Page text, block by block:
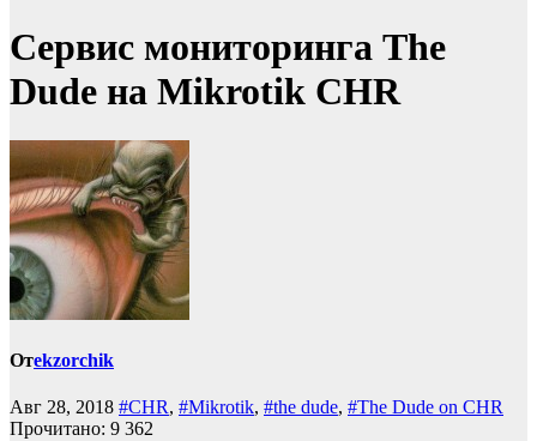
Сервис мониторинга The
Dude на Mikrotik CHR
Отekzorchik
Авг 28, 2018 #CHR, #Mikrotik, #the dude, #The Dude on CHR
Прочитано: 9 362